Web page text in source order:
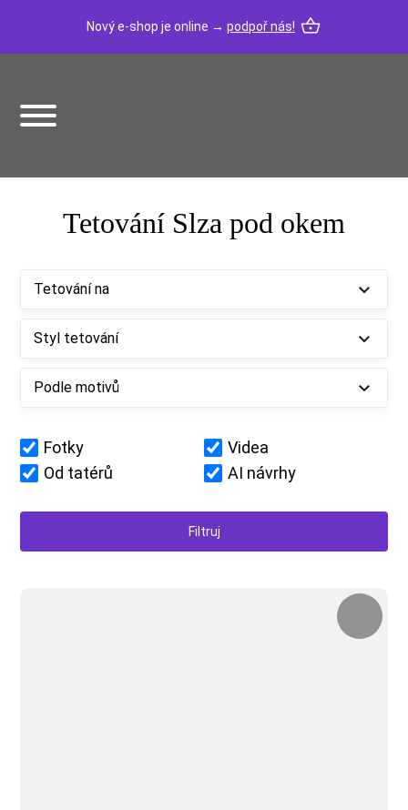
Nový e-shop je online → podpoř nás!
Tetování Slza pod okem
Tetování na
Styl tetování
Podle motivů
Fotky
Videa
Od tatérů
AI návrhy